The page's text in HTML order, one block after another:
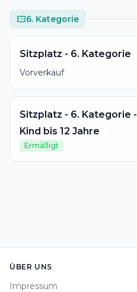
6. Kategorie
Sitzplatz - 6. Kategorie
Vorverkauf
Sitzplatz - 6. Kategorie -
Kind bis 12 Jahre
Ermäßigt
ÜBER UNS
Impressum